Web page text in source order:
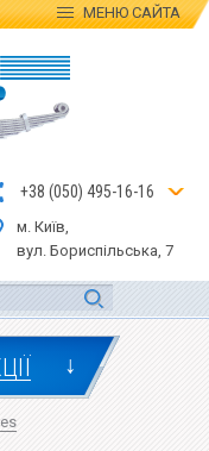
МЕНЮСАЙТА
+38 (050) 495-16-16
м. Київ,
вул. Бориспільська, 7
↓